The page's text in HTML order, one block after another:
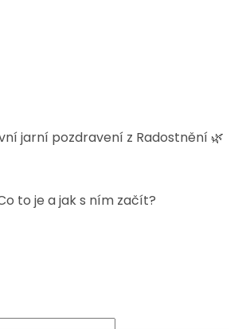
jarní pozdravení z Radostnění 🌿
to je a jak s ním začít?